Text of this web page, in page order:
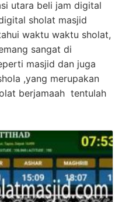
utara beli jam digital
sholat masjid
waktu waktu sholat,
sangat di
masjid dan juga
,yang merupakan
berjamaah tentulah